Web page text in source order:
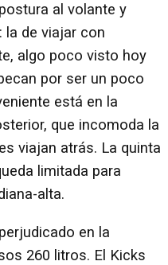
al volante y
la de viajar con
algo poco visto hoy
por ser un poco
está en la
que incomoda la
viajan atrás. La quinta
limitada para
alta.
en la
260 litros. El Kicks